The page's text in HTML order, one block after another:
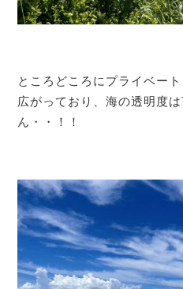
ところどころにプライベー
広がっており、海の透明度
ん・・！！